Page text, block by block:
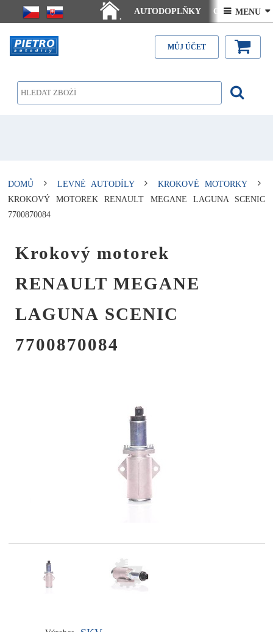
.
AUTODOPLŇKY Ceny doručení
Články - návody Kontakt
 MENU 
MŮJ ÚČET
DOMŮ LEVNÉ AUTODÍLY
KROKOVÉ MOTORKY
KROKOVÝ MOTOREK RENAULT MEGANE LAGUNA SCENIC
7700870084
Krokový motorek
RENAULT MEGANE
LAGUNA SCENIC
7700870084